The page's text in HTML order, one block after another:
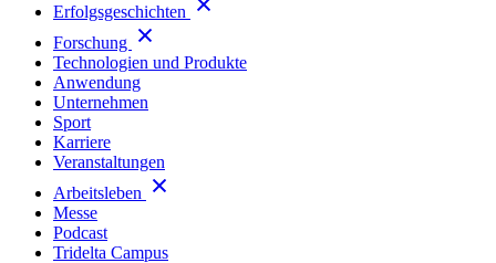
Erfolgsgeschichten
Forschung
Technologien und Produkte
Anwendung
Unternehmen
Sport
Karriere
Veranstaltungen
Arbeitsleben
Messe
Podcast
Tridelta Campus